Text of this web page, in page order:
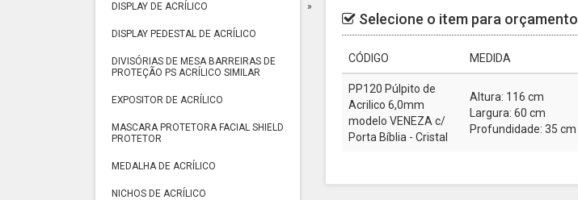
DISPLAY DE ACRÍLICO
DISPLAY PEDESTAL DE ACRÍLICO
DIVISÓRIAS DE MESA BARREIRAS DE
PROTEÇÃO PS ACRÍLICO SIMILAR
EXPOSITOR DE ACRÍLICO
MASCARA PROTETORA FACIAL SHIELD
PROTETOR
MEDALHA DE ACRÍLICO
NICHOS DE ACRÍLICO
Selecione o item para orçamento
CÓDIGO MEDIDA
PP120 Púlpito de
Acrilico 6,0mm
modelo VENEZA c/
Porta Bíblia - Cristal
Altura: 116 cm
Largura: 60 cm
Profundidade: 35 cm